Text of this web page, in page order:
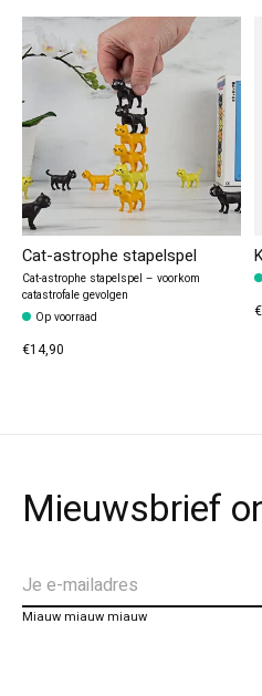
Cat-astrophe stapelspel
Cat-astrophe stapelspel – voorkom
catastrofale gevolgen
Op voorraad
€14,90
Mieuwsbrief
Miauw miauw miauw